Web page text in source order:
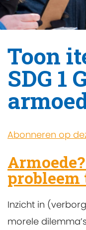
Toon
SDG 1
Abonneren op
probleem
Inzicht in
morele